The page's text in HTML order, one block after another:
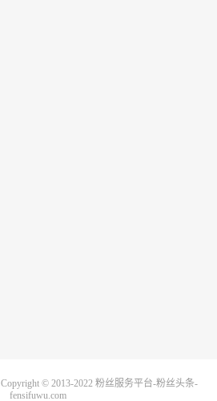
Copyright © 2013-2022 粉丝服务平台-粉丝头条-
fensifuwu.com